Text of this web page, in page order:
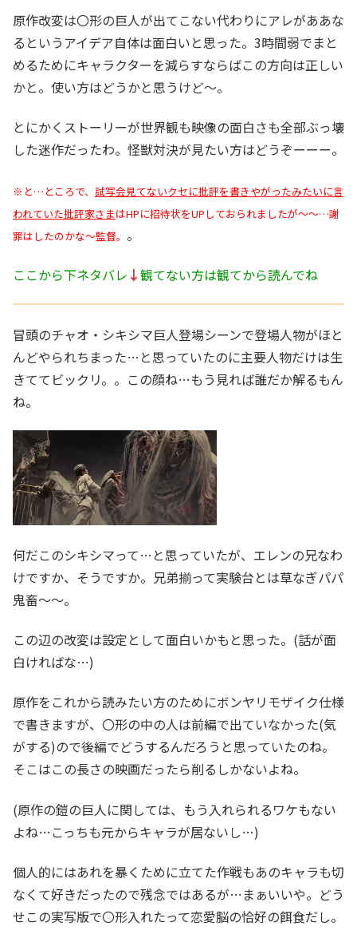
原作改変は〇形の巨人が出てこない代わりにアレがああな
るというアイデア自体は面白いと思った。3時間弱でまと
めるためにキャラクターを減らすならばこの方向は正しい
かと。使い方はどうかと思うけど～。
とにかくストーリーが世界観も映像の面白さも全部ぶっ壊
した迷作だったわ。怪獣対決が見たい方はどうぞーーー。
※と…ところで、 試写会見てないクセに批評を書きやがったみたいに言
われていた批評家さまはHPに招待状をUPしておられましたが～～…謝
罪はしたのかな～監督。 。
ここから下ネタバレ ↓観てない方は観てから読んでね
冒頭のチャオ・シキシマ巨人登場シーンで登場人物がほと
んどやられちまった…と思っていたのに主要人物だけは生
きててビックリ。。この顔ね…もう見れば誰だか解るもん
ね。
何だこのシキシマって…と思っていたが、エレンの兄なわ
けですか、そうですか。兄弟揃って実験台とは草なぎパパ
鬼畜～～。
この辺の改変は設定として面白いかもと思った。(話が面
白ければな…)
原作をこれから読みたい方のためにボンヤリモザイク仕様
で書きますが、〇形の中の人は前編で出ていなかった(気
がする)ので後編でどうするんだろうと思っていたのね。
そこはこの長さの映画だったら削るしかないよね。
(原作の鎧の巨人に関しては、もう入れられるワケもない
よね…こっちも元からキャラが居ないし…)
個人的にはあれを暴くために立てた作戦もあのキャラも切
なくて好きだったので残念ではあるが…まぁいいや。どう
せこの実写版で〇形入れたって恋愛脳の恰好の餌食だし。